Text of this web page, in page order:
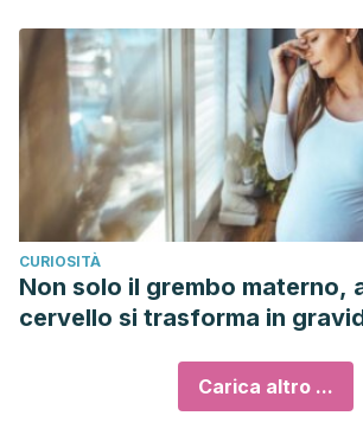
CURIOSITÀ
Non solo il grembo materno,
cervello si trasforma in
Carica altro ...